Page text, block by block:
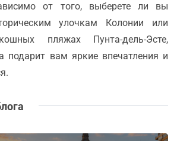
от того, выберете ли вы
улочкам Колонии или
пляжах Пунта-дель-Эсте,
подарит вам яркие впечатления и